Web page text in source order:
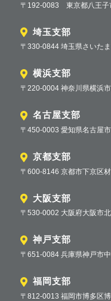
〒192-0083 東京都八王子
埼玉支部
〒330-0844 埼玉県さいた
横浜支部
〒220-0004 神奈川県横浜
名古屋支部
〒450-0003 愛知県名古屋
京都支部
〒600-8146 京都市下京区
大阪支部
〒530-0002 大阪府大阪市
神戸支部
〒651-0084 兵庫県神戸市
福岡支部
〒812-0013 福岡市博多区